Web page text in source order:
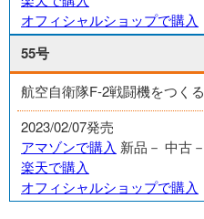
オフィシャルショップで購入
55号
航空自衛隊F-2戦闘機をつくる
2023/02/07発売
アマゾンで購入 新品－ 中古－
楽天で購入
オフィシャルショップで購入